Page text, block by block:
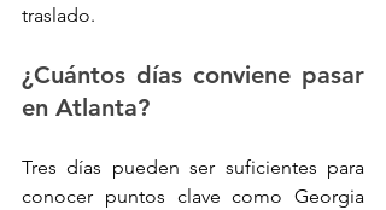
traslado.
¿Cuántos días conviene pasar
en Atlanta?
Tres días pueden ser suficientes para
conocer puntos clave como Georgia